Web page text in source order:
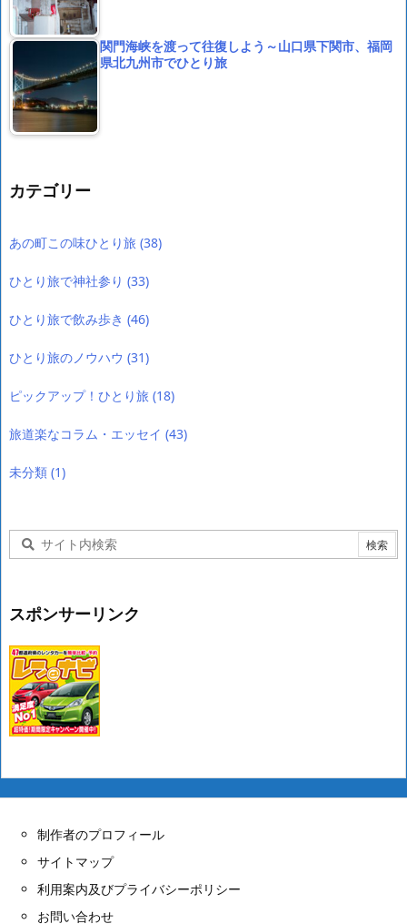
関門海峡を渡って往復しよう～山口県下関市、福岡
県北九州市でひとり旅
カテゴリー
あの町この味ひとり旅 (38)
ひとり旅で神社参り (33)
ひとり旅で飲み歩き (46)
ひとり旅のノウハウ (31)
ピックアップ！ひとり旅 (18)
旅道楽なコラム・エッセイ (43)
未分類 (1)
スポンサーリンク
制作者のプロフィール
サイトマップ
利用案内及びプライバシーポリシー
お問い合わせ